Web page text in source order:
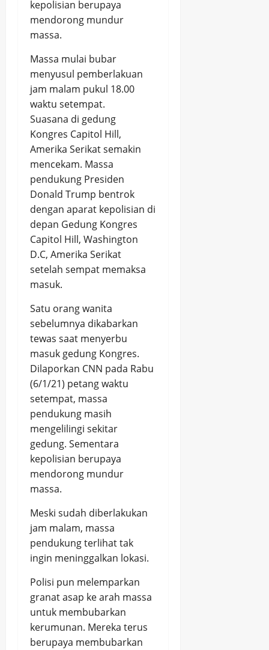
kepolisian berupaya
mendorong mundur
massa.
Massa mulai bubar
menyusul pemberlakuan
jam malam pukul 18.00
waktu setempat.
Suasana di gedung
Kongres Capitol Hill,
Amerika Serikat semakin
mencekam. Massa
pendukung Presiden
Donald Trump bentrok
dengan aparat kepolisian di
depan Gedung Kongres
Capitol Hill, Washington
D.C, Amerika Serikat
setelah sempat memaksa
masuk.
Satu orang wanita
sebelumnya dikabarkan
tewas saat menyerbu
masuk gedung Kongres.
Dilaporkan CNN pada Rabu
(6/1/21) petang waktu
setempat, massa
pendukung masih
mengelilingi sekitar
gedung. Sementara
kepolisian berupaya
mendorong mundur
massa.
Meski sudah diberlakukan
jam malam, massa
pendukung terlihat tak
ingin meninggalkan lokasi.
Polisi pun melemparkan
granat asap ke arah massa
untuk membubarkan
kerumunan. Mereka terus
berupaya membubarkan